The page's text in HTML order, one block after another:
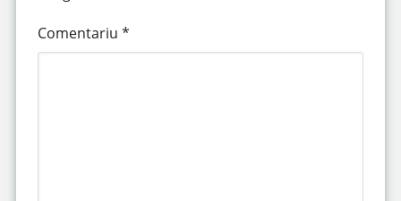
Comentariu *